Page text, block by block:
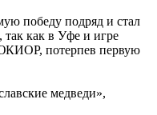
победу подряд и стал
как в Уфе и игре
потерпев первую
медведи»,